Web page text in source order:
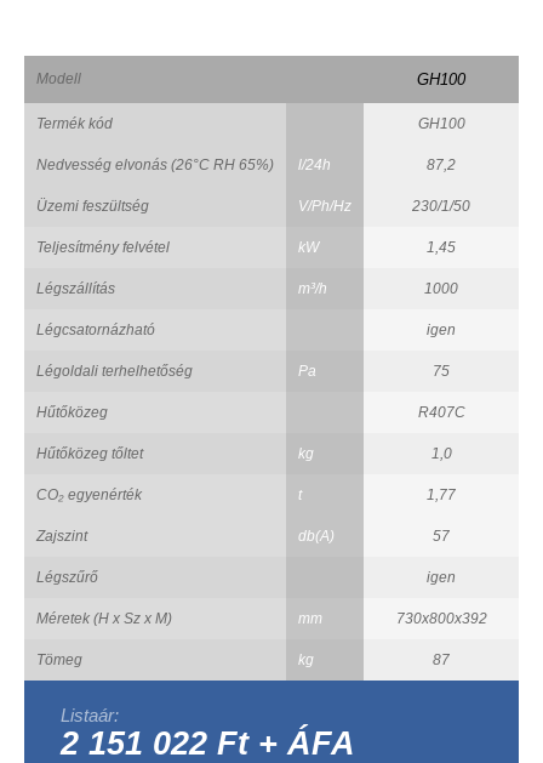
Modell GH100
Termék kód GH100
Nedvesség elvonás (26°C RH 65%) l/24h 87,2
Üzemi feszültség V/Ph/Hz 230/1/50
Teljesítmény felvétel kW 1,45
Légszállítás m³/h 1000
Légcsatornázható igen
Légoldali terhelhetőség Pa 75
Hűtőközeg R407C
Hűtőközeg tőltet kg 1,0
CO₂ egyenérték t 1,77
Zajszint db(A) 57
Légszűrő igen
Méretek (H x Sz x M) mm 730x800x392
Tömeg kg 87
Listaár:
2 151 022 Ft + ÁFA